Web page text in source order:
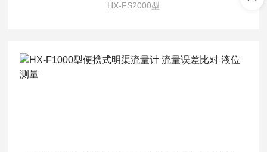
HX-FS2000型